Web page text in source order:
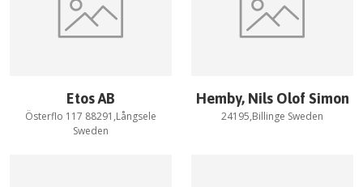
Etos AB
Österflo 117 88291,Långsele
Sweden
Hemby, Nils Olof Simon
24195,Billinge Sweden